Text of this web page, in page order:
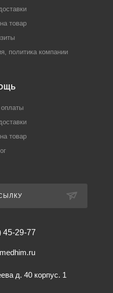
товар
политика компании
товар
45-29-77
д. 40 корпус. 1